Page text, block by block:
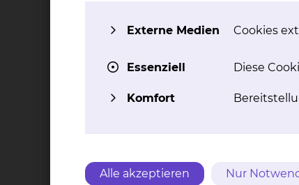
Sie lassen die Behandlung in Form
Im letzteren Falle ist der Abschluss einer
sie geltenden Tarifen berechnet.
Externe Medien Cookies
Essenziell Diese
Komfort
Alle akzeptieren Nur